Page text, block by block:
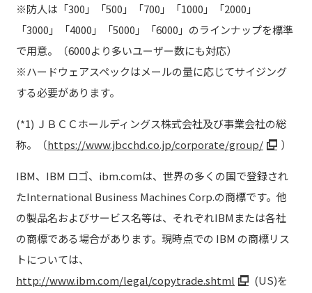
※防人は「300」「500」「700」「1000」「2000」
「3000」「4000」「5000」「6000」のラインナップを標準
で用意。（6000より多いユーザー数にも対応）
※ハードウェアスペックはメールの量に応じてサイジング
する必要があります。
(*1) ＪＢＣＣホールディングス株式会社及び事業会社の総
称。（https://www.jbcchd.co.jp/corporate/group/ ）
IBM、IBM ロゴ、ibm.comは、世界の多くの国で登録され
たInternational Business Machines Corp.の商標です。他
の製品名およびサービス名等は、それぞれIBMまたは各社
の商標である場合があります。現時点での IBM の商標リス
トについては、
http://www.ibm.com/legal/copytrade.shtml
(US)を